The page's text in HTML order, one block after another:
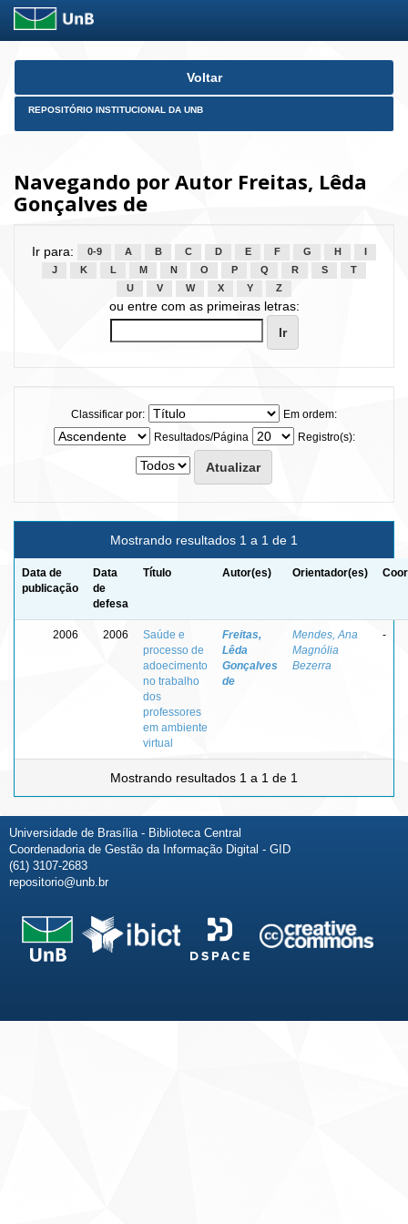
Skip
Voltar
REPOSITÓRIO INSTITUCIONAL DA UNB
Navegando por Autor Freitas, Lêda
Gonçalves de
Ir para: 0-9 A B C D E F G H
J
K L M N O P Q R S
T
U
V W X Y Z
ou entre com as primeiras letras:
Classificar por:
Em ordem:
Resultados/Página
Registro(s):
Mostrando resultados 1 a 1 de 1
Data de
publicação
Data
de
defesa
Título Autor(es) Orientador(es)
2006 2006
Saúde e
processo de
adoecimento
no trabalho
dos
professores
em ambiente
virtual
Freitas,
Lêda
Gonçalves
de
Mendes, Ana
Magnólia
Bezerra
-
Mostrando resultados 1 a 1 de 1
Universidade de Brasília - Biblioteca Central
Coordenadoria de Gestão da Informação Digital - GID
(61) 3107-2683
repositorio@unb.br